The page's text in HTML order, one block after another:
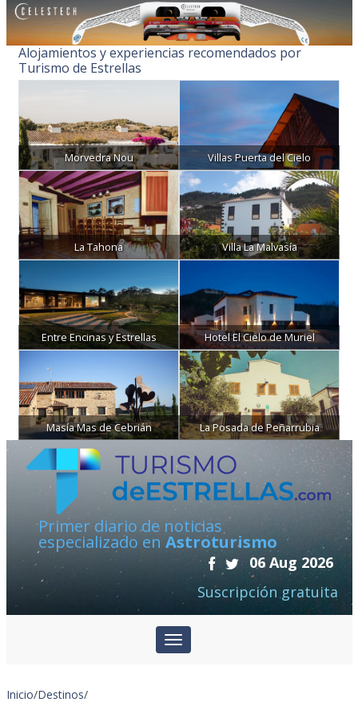
Alojamientos y experiencias recomendados por
Turismo de Estrellas
Morvedra Nou Villas Puerta del Cielo
La Tahona Villa La Malvasía
Entre Encinas y Estrellas Hotel El Cielo de Muriel
Masía Mas de Cebrián La Posada de Peñarrubia
Primer diario de noticias
especializado en Astroturismo
06 Aug 2026
Suscripción gratuita
Inicio/Destinos/